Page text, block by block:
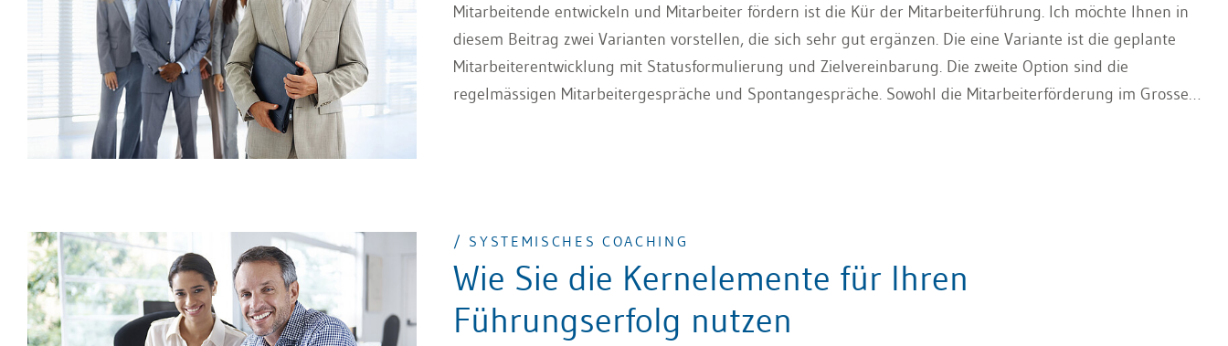
Mitarbeitende entwickeln und Mitarbeiter fördern ist die Kür der Mitarbeiterführung. Ich möchte Ihnen in
diesem Beitrag zwei Varianten vorstellen, die sich sehr gut ergänzen. Die eine Variante ist die geplante
Mitarbeiterentwicklung mit Statusformulierung und Zielvereinbarung. Die zweite Option sind die
regelmässigen Mitarbeitergespräche und Spontangespräche. Sowohl die Mitarbeiterförderung im Grossen
/ SYSTEMISCHES COACHING
Wie Sie die Kernelemente für Ihren
Führungserfolg nutzen